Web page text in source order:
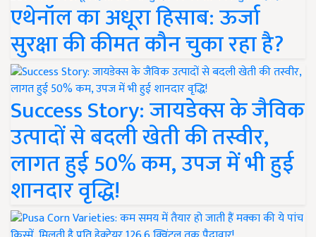
एथेनॉल का अधूरा हिसाब: ऊर्जा
सुरक्षा की कीमत कौन चुका रहा है?
Success Story: जायडेक्स के जैविक
उत्पादों से बदली खेती की तस्वीर,
लागत हुई 50% कम, उपज में भी हुई
शानदार वृद्धि!